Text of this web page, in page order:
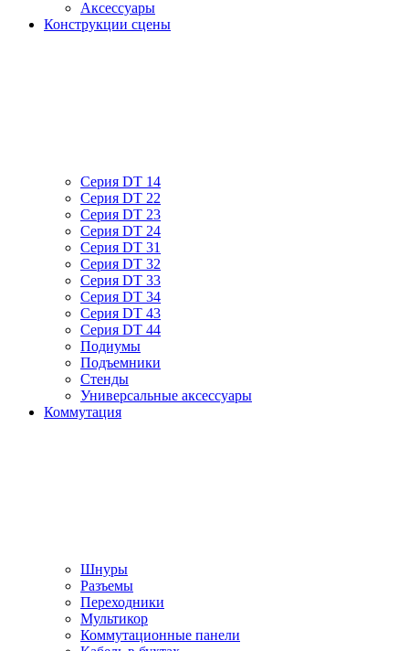
Аксессуары
Конструкции сцены
Серия DT 14
Серия DT 22
Серия DT 23
Серия DT 24
Серия DT 31
Серия DT 32
Серия DT 33
Серия DT 34
Серия DT 43
Серия DT 44
Подиумы
Подъемники
Стенды
Универсальные аксессуары
Коммутация
Шнуры
Разъемы
Переходники
Мультикор
Коммутационные панели